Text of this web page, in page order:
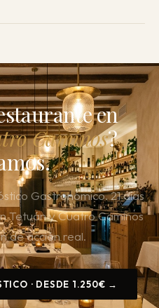
en
Caminos?
Gastronómico. 21 días
Tetuán y Cuatro Caminos
de acción real.
· DESDE 1.250€ →